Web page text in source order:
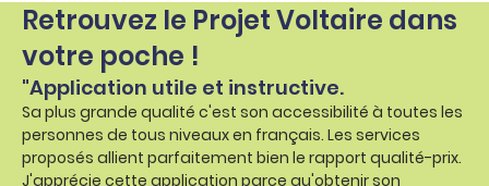
Retrouvez le Projet Voltaire dans
votre poche !
"Application utile et instructive.
Sa plus grande qualité c'est son accessibilité à toutes les
personnes de tous niveaux en français. Les services
proposés allient parfaitement bien le rapport qualité-prix.
J'apprécie cette application parce qu'obtenir son